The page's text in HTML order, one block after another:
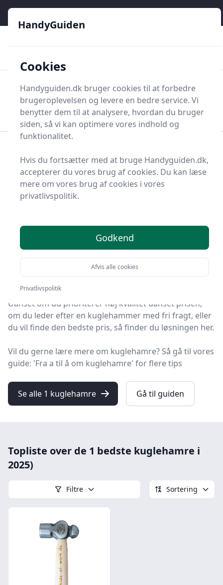
HandyGuiden
Søg nu
Søg nu
Håndværktøj
Hammere og søm Kuglehammer
Topliste over de 1
bedste kuglehamre i
2025
HandyGuiden er stedet at finde kuglehamre. Vi har
samlet 1 top-produkter, så du hurtigt kan vælge det
bedste.
Uanset om du prioriterer høj kvalitet uanset prisen,
om du leder efter en kuglehammer med fri fragt, eller
du vil finde den bedste pris, så finder du løsningen her.
Vil du gerne lære mere om kuglehamre? Så gå til vores
guide: 'Fra a til å om kuglehamre' for flere tips
Se alle 1 kuglehamre Gå til guiden
Topliste over de 1 bedste kuglehamre i
2025)
Filtre Sortering
HandyGuiden
Cookies
Handyguiden.dk bruger cookies til at forbedre
brugeroplevelsen og levere en bedre service. Vi
benytter dem til at analysere, hvordan du bruger
siden, så vi kan optimere vores indhold og
funktionalitet.
Hvis du fortsætter med at bruge Handyguiden.dk,
accepterer du vores brug af cookies. Du kan læse
mere om vores brug af cookies i vores
privatlivspolitik.
Godkend
Afvis alle cookies
Privatlivspolitik